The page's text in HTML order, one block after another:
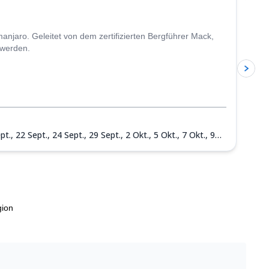
Geleitet von dem zertifizierten Bergführer Mack,
22 Sept., 24 Sept., 29 Sept., 2 Okt., 5 Okt., 7 Okt., 9